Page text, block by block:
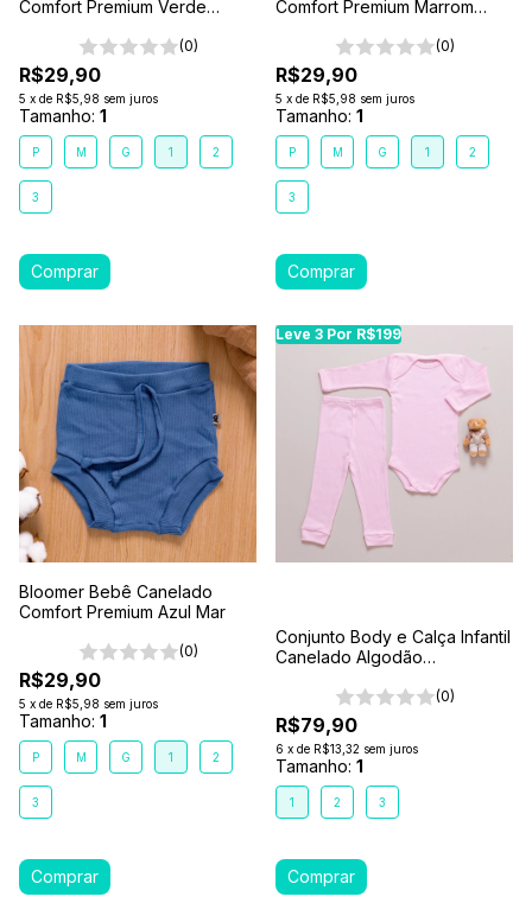
Comfort Premium Verde
(0)
R$29,90
5 x de R$5,98 sem juros
Tamanho: 1
P M G 1 2
3
Comfort Premium Marrom
(0)
R$29,90
5 x de R$5,98 sem juros
Tamanho: 1
P M G 1 2
3
Bloomer Bebê Canelado
Comfort Premium Azul Mar
(0)
R$29,90
5 x de R$5,98 sem juros
Tamanho: 1
P M G 1 2
3
Leve 3 Por R$199
Conjunto Body e Calça Infantil
Canelado Algodão
(0)
R$79,90
6 x de R$13,32 sem juros
Tamanho: 1
1 2 3